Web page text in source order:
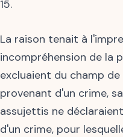
15.
La raison tenait à
incompréhension de la
excluaient du champ
provenant d'un crime,
assujettis ne
d'un crime, pour